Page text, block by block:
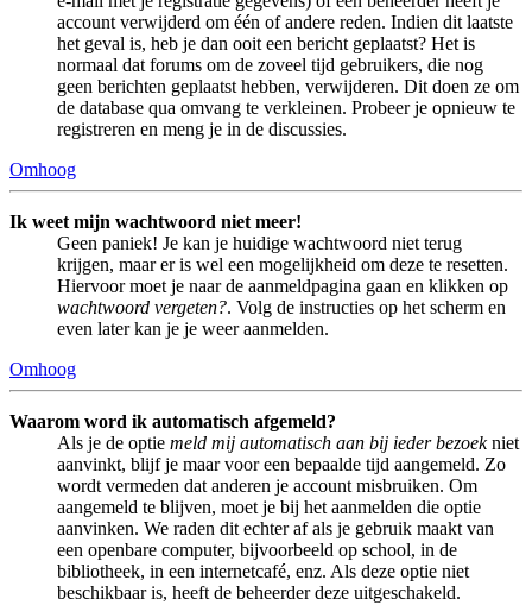
account verwijderd om één of andere reden. Indien dit laatste
het geval is, heb je dan ooit een bericht geplaatst? Het is
normaal dat forums om de zoveel tijd gebruikers, die nog
geen berichten geplaatst hebben, verwijderen. Dit doen ze om
de database qua omvang te verkleinen. Probeer je opnieuw te
registreren en meng je in de discussies.
Omhoog
Ik weet mijn wachtwoord niet meer!
Geen paniek! Je kan je huidige wachtwoord niet terug
krijgen, maar er is wel een mogelijkheid om deze te resetten.
Hiervoor moet je naar de aanmeldpagina gaan en klikken op
wachtwoord vergeten?. Volg de instructies op het scherm en
even later kan je je weer aanmelden.
Omhoog
Waarom word ik automatisch afgemeld?
Als je de optie meld mij automatisch aan bij ieder bezoekniet
aanvinkt, blijf je maar voor een bepaalde tijd aangemeld. Zo
wordt vermeden dat anderen je account misbruiken. Om
aangemeld te blijven, moet je bij het aanmelden die optie
aanvinken. We raden dit echter af als je gebruik maakt van
een openbare computer, bijvoorbeeld op school, in de
bibliotheek, in een internetcafé, enz. Als deze optie niet
beschikbaar is, heeft de beheerder deze uitgeschakeld.